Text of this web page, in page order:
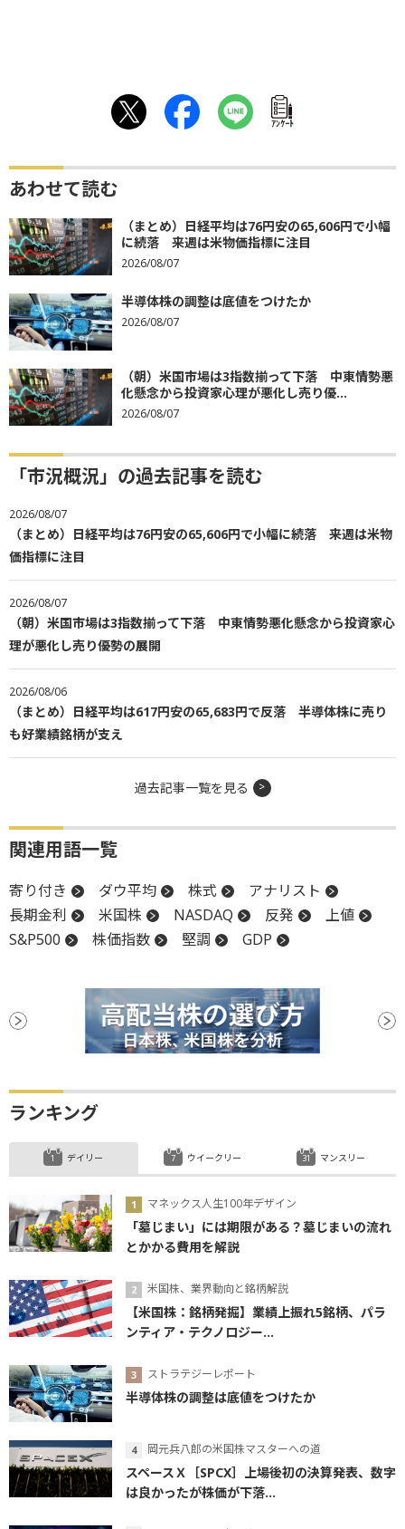
ｱﾝｹｰﾄ
あわせて読む
（まとめ）日経平均は76円安の65,606円で小幅
に続落 来週は米物価指標に注目
2026/08/07
半導体株の調整は底値をつけたか
2026/08/07
（朝）米国市場は3指数揃って下落 中東情勢悪
化懸念から投資家心理が悪化し売り優...
2026/08/07
「市況概況」の過去記事を読む
2026/08/07
（まとめ）日経平均は76円安の65,606円で小幅に続落 来週は米物
価指標に注目
2026/08/07
（朝）米国市場は3指数揃って下落 中東情勢悪化懸念から投資家心
理が悪化し売り優勢の展開
2026/08/06
（まとめ）日経平均は617円安の65,683円で反落 半導体株に売り
も好業績銘柄が支え
過去記事一覧を見る
関連用語一覧
寄り付き ダウ平均 株式
アナリスト
長期金利
米国株 NASDAQ 反発
上値
S&P500
株価指数 堅調 GDP
ランキング
デイリー
マネックス人生100年デザイン
「墓じまい」には期限がある？墓じまいの流れ
とかかる費用を解説
米国株、業界動向と銘柄解説
【米国株：銘柄発掘】業績上振れ5銘柄、パラ
ンティア・テクノロジー...
ストラテジーレポート
半導体株の調整は底値をつけたか
岡元兵八郎の米国株マスターへの道
スペースＸ［SPCX］上場後初の決算発表、数字
は良かったが株価が下落...
ウイークリー マンスリー